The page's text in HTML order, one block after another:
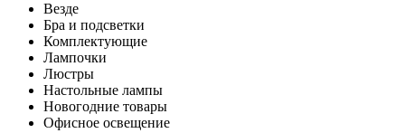
Везде
Бра и подсветки
Комплектующие
Лампочки
Люстры
Настольные лампы
Новогодние товары
Офисное освещение